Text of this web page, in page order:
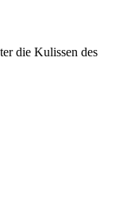
die Kulissen des